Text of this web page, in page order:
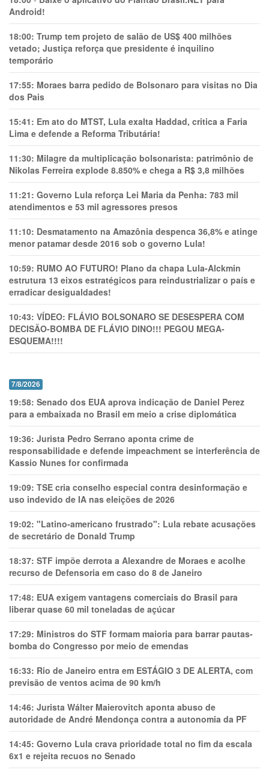
Android!
18:00: Trump tem projeto de salão de US$ 400 milhões
vetado; Justiça reforça que presidente é inquilino
temporário
17:55: Moraes barra pedido de Bolsonaro para visitas no Dia
dos Pais
15:41: Em ato do MTST, Lula exalta Haddad, critica a Faria
Lima e defende a Reforma Tributária!
11:30: Milagre da multiplicação bolsonarista: patrimônio de
Nikolas Ferreira explode 8.850% e chega a R$ 3,8 milhões
11:21: Governo Lula reforça Lei Maria da Penha: 783 mil
atendimentos e 53 mil agressores presos
11:10: Desmatamento na Amazônia despenca 36,8% e atinge
menor patamar desde 2016 sob o governo Lula!
10:59: RUMO AO FUTURO! Plano da chapa Lula-Alckmin
estrutura 13 eixos estratégicos para reindustrializar o país e
erradicar desigualdades!
10:43: VÍDEO: FLÁVIO BOLSONARO SE DESESPERA COM
DECISÃO-BOMBA DE FLÁVIO DINO!!! PEGOU MEGA-
ESQUEMA!!!!
7/8/2026
19:58: Senado dos EUA aprova indicação de Daniel Perez
para a embaixada no Brasil em meio a crise diplomática
19:36: Jurista Pedro Serrano aponta crime de
responsabilidade e defende impeachment se interferência de
Kassio Nunes for confirmada
19:09: TSE cria conselho especial contra desinformação e
uso indevido de IA nas eleições de 2026
19:02: "Latino-americano frustrado": Lula rebate acusações
de secretário de Donald Trump
18:37: STF impõe derrota a Alexandre de Moraes e acolhe
recurso de Defensoria em caso do 8 de Janeiro
17:48: EUA exigem vantagens comerciais do Brasil para
liberar quase 60 mil toneladas de açúcar
17:29: Ministros do STF formam maioria para barrar pautas-
bomba do Congresso por meio de emendas
16:33: Rio de Janeiro entra em ESTÁGIO 3 DE ALERTA, com
previsão de ventos acima de 90 km/h
14:46: Jurista Wálter Maierovitch aponta abuso de
autoridade de André Mendonça contra a autonomia da PF
14:45: Governo Lula crava prioridade total no fim da escala
6x1 e rejeita recuos no Senado